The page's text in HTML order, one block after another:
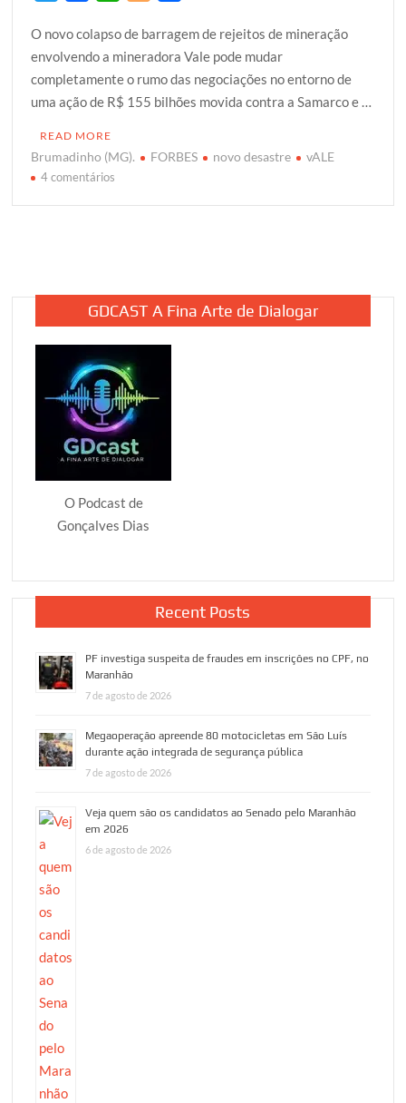
i
t
t
e
r
c
e
b
o
o
k
a
t
s
A
p
o
g
g
e
a
r
e
O novo colapso de barragem de rejeitos de mineração
envolvendo a mineradora Vale pode mudar
completamente o rumo das negociações no entorno de
uma ação de R$ 155 bilhões movida contra a Samarco e …
READ MORE
Brumadinho (MG). FORBES novo desastre vALE
4 comentários
pode
mudar
GDCAST A Fina Arte de Dialogar
O Podcast de
Gonçalves Dias
Recent Posts
PF investiga suspeita de fraudes em inscrições no CPF, no
Maranhão
7 de agosto de 2026
Megaoperação apreende 80 motocicletas em São Luís
durante ação integrada de segurança pública
7 de agosto de 2026
Veja quem são os candidatos ao Senado pelo Maranhão
em 2026
6 de agosto de 2026